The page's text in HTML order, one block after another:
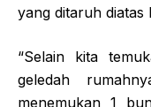
yang ditaruh diatas
“Selain kita
geledah
menemukan 1